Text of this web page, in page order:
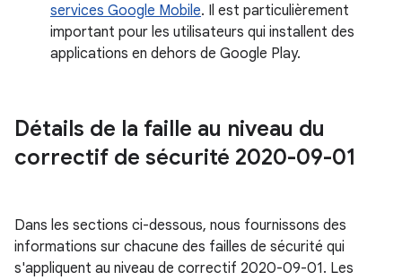
services Google Mobile. Il est particulièrement
important pour les utilisateurs qui installent des
applications en dehors de Google Play.
Détails de la faille au niveau du
correctif de sécurité 2020-09-01
Dans les sections ci-dessous, nous fournissons des
informations sur chacune des failles de sécurité qui
s'appliquent au niveau de correctif 2020-09-01. Les